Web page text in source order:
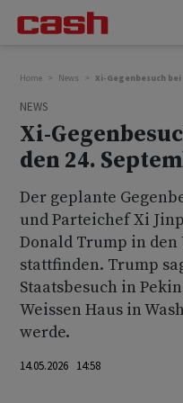
Home News Xi-Gegenbesuch
NEWS
Xi-
den 24.
Der geplante
und Parteichef Xi
Donald Trump in den
stattfinden. Trump
Staatsbesuch in
Weissen Haus in
werde.
14.05.2026 14:58